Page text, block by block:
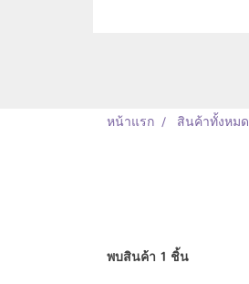
หน้าแรก สินค้าทั้งหมด
พบสินค้า 1 ชิ้น